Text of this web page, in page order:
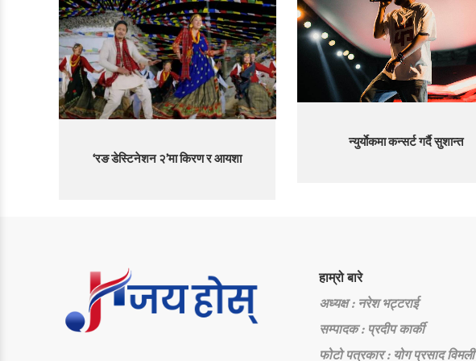
‘रङ डेस्टिनेशन २’मा किरण र आयशा
न्युर्याेकमा कन्सर्ट गर्दै सुशान्त
हाम्रो बारे
अध्यक्ष : नरेश भट्टराई
सम्पादक : प्रदीप कार्की
फोटो पत्रकार : योग प्रसाद विमली